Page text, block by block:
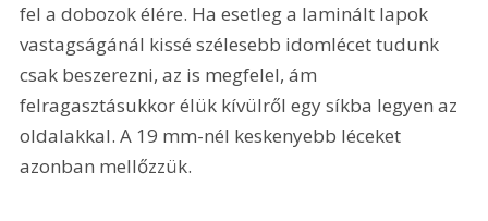
fel a dobozok élére. Ha esetleg a laminált lapok
vastagságánál kissé szélesebb idomlécet tudunk
csak beszerezni, az is megfelel, ám
felragasztásukkor élük kívülről egy síkba legyen az
oldalakkal. A 19 mm-nél keskenyebb léceket
azonban mellőzzük.